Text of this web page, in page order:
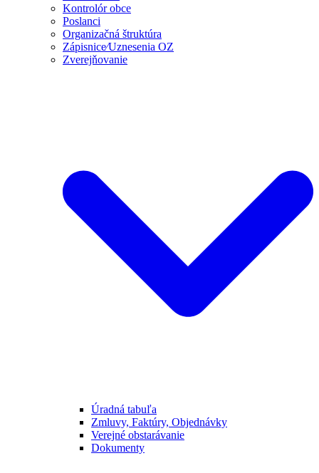
Kontrolór obce
Poslanci
Organizačná štruktúra
Zápisnice⁄Uznesenia OZ
Zverejňovanie
Úradná tabuľa
Zmluvy, Faktúry, Objednávky
Verejné obstarávanie
Dokumenty